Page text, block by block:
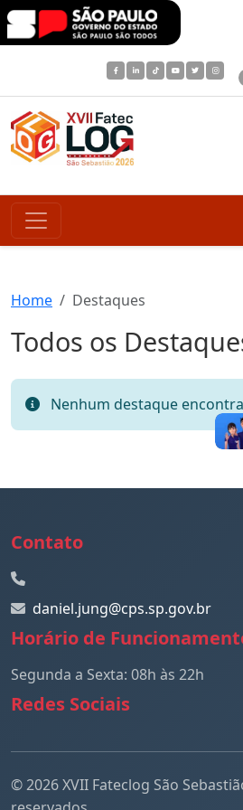
Home Destaques
Todos os
Nenhum destaque
Contato
daniel.jung@cps.sp.gov.br
Horário de
Segunda a Sexta: 08h às 22h
Redes Sociais
© 2026 XVII Fateclog São